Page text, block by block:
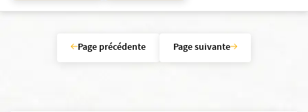
Page précédente Page suivante